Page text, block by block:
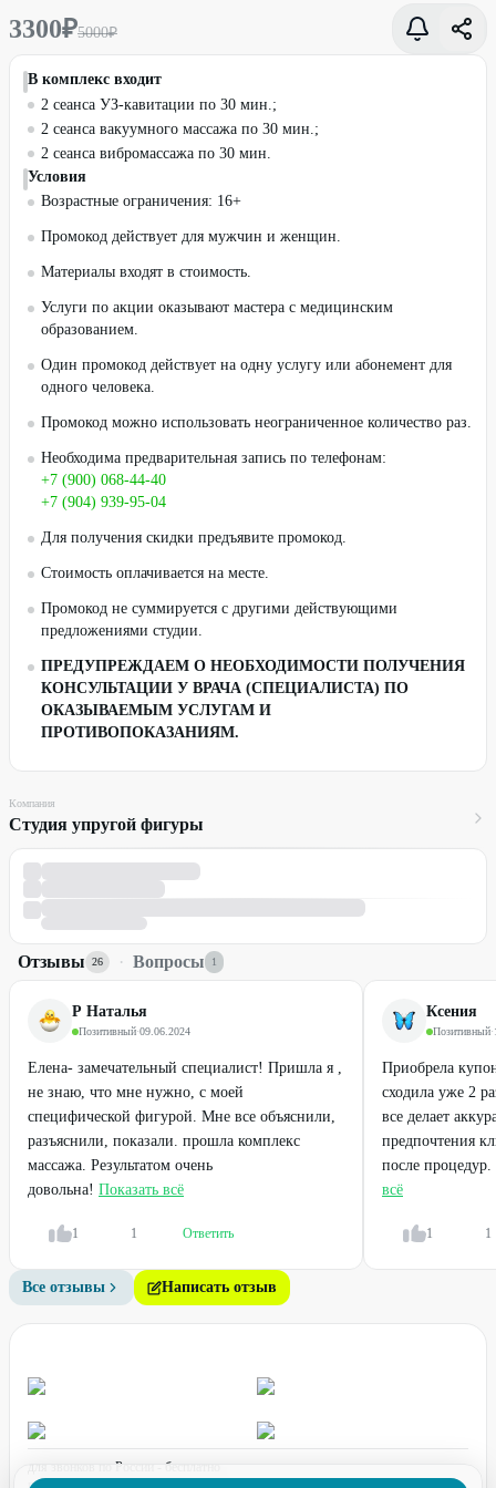
3300₽5000₽
В комплекс входит
2 сеанса УЗ-кавитации по 30 мин.;
2 сеанса вакуумного массажа по 30 мин.;
2 сеанса вибромассажа по 30 мин.
Условия
Возрастные ограничения: 16+
Промокод действует для мужчин и женщин.
Материалы входят в стоимость.
Услуги по акции оказывают мастера с медицинским
образованием.
Один промокод действует на одну услугу или абонемент для
одного человека.
Промокод можно использовать неограниченное количество раз.
Необходима предварительная запись по телефонам:
+7 (900) 068-44-40
+7 (904) 939-95-04
Для получения скидки предъявите промокод.
Стоимость оплачивается на месте.
Промокод не суммируется с другими действующими
предложениями студии.
ПРЕДУПРЕЖДАЕМ О НЕОБХОДИМОСТИ ПОЛУЧЕНИЯ
КОНСУЛЬТАЦИИ У ВРАЧА (СПЕЦИАЛИСТА) ПО
ОКАЗЫВАЕМЫМ УСЛУГАМ И
ПРОТИВОПОКАЗАНИЯМ.
Компания
Студия упругой фигуры
Отзывы 26 · Вопросы 1
Р Наталья
Позитивный·09.06.2024
Елена- замечательный специалист! Пришла я ,
не знаю, что мне нужно, с моей
специфической фигурой. Мне все объяснили,
разъяснили, показали. прошла комплекс
массажа. Результатом очень
довольна! Показать всё
1 1 Ответить
Ксения
Позитивный·
Приобрела
сходила уже 2
все делает
предпочтения
после
всё
1 1
Все отзывы Написать отзыв
для звонков по России - бесплатно
график работы: